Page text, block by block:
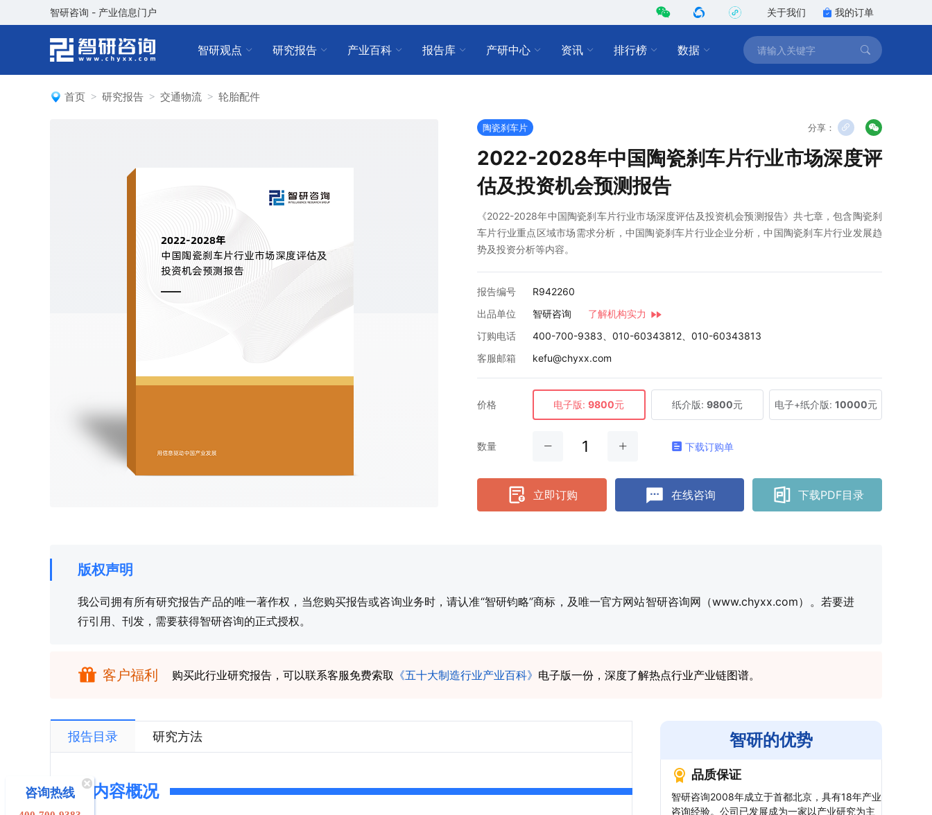
智研咨询 - 产业信息门户 关于我们 我的订单
智研观点 研究报告 产业百科 报告库 产研中心 资讯 排行榜 数据
首页 研究报告 交通物流 轮胎配件
陶瓷刹车片 分享：
2022-2028年中国陶瓷刹车片行业市场深度评
估及投资机会预测报告
《2022-2028年中国陶瓷刹车片行业市场深度评估及投资机会预测报告》共七章，包含陶瓷刹
车片行业重点区域市场需求分析，中国陶瓷刹车片行业企业分析，中国陶瓷刹车片行业发展趋
势及投资分析等内容。
报告编号
R942260
出品单位
智研咨询
了解机构实力
订购电话
400-700-9383、010-60343812、010-60343813
客服邮箱
kefu@chyxx.com
价格 电子版: 9800元 纸介版: 9800元 电子+纸介版: 10000元
数量 下载订购单
立即订购 在线咨询 下载PDF目录
版权声明
我公司拥有所有研究报告产品的唯一著作权，当您购买报告或咨询业务时，请认准“智研钧略”商标，及唯一官方网站智研咨询网（www.chyxx.com）。若要进
行引用、刊发，需要获得智研咨询的正式授权。
客户福利 购买此行业研究报告，可以联系客服免费索取 《五十大制造行业产业百科》 电子版一份，深度了解热点行业产业链图谱。
报告目录 研究方法
内容概况
智研的优势
品质保证
智研咨询2008年成立于首都北京，具有18年产业
咨询经验。公司已发展成为一家以产业研究为主
咨询热线